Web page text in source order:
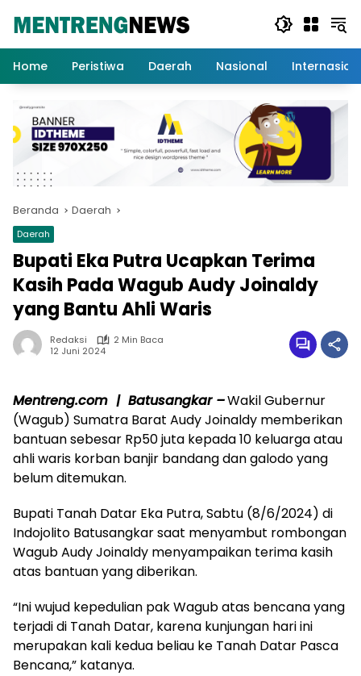
Home
Peristiwa Daerah Nasional
Beranda Daerah
Daerah
Bupati Eka Putra Ucapkan Terima
Kasih Pada Wagub Audy Joinaldy
yang Bantu Ahli Waris
Redaksi
2 Min Baca
12 Juni 2024
Mentreng.com | Batusangkar –Wakil Gubernur
(Wagub) Sumatra Barat Audy Joinaldy memberikan
bantuan sebesar Rp50 juta kepada 10 keluarga atau
ahli waris korban banjir bandang dan galodo yang
belum ditemukan.
Bupati Tanah Datar Eka Putra, Sabtu (8/6/2024) di
Indojolito Batusangkar saat menyambut rombongan
Wagub Audy Joinaldy menyampaikan terima kasih
atas bantuan yang diberikan.
“Ini wujud kepedulian pak Wagub atas bencana yang
terjadi di Tanah Datar, karena kunjungan hari ini
merupakan kali kedua beliau ke Tanah Datar Pasca
Bencana,” katanya.